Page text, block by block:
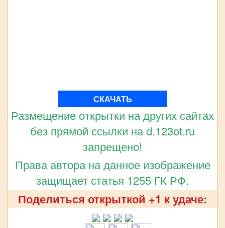
СКАЧАТЬ
Размещение открытки на других сайтах
без прямой ссылки на d.123ot.ru
запрещено!
Права автора на данное изображение
защищает статья 1255 ГК РФ.
Поделиться открыткой +1 к удаче: